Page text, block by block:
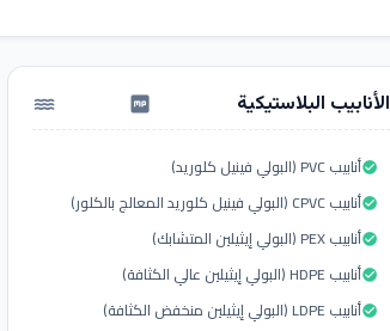
الأنابيب البلاستيكية water_pump
أنابيب PVC (البولي فينيل كلوريد)check_circle
أنابيب CPVC (البولي فينيل كلوريد المعالج بالكلور)check_circle
أنابيب PEX (البولي إيثيلين المتشابك)check_circle
أنابيب HDPE (البولي إيثيلين عالي الكثافة)check_circle
أنابيب LDPE (البولي إيثيلين منخفض الكثافة)check_circle